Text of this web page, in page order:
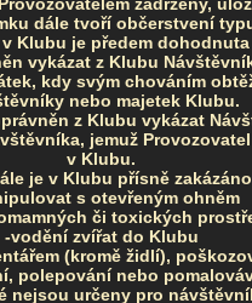
dále tvoří občerstvení
Klubu je předem
vykázat z Klubu
kdy svým chováním
nebo majetek Klubu.
z Klubu vykázat
jemuž
v Klubu.
je v Klubu přísně
s otevřeným ohněm
či toxických
-vodění zvířat do Klubu
(kromě židlí),
polepování nebo
nejsou určeny pro